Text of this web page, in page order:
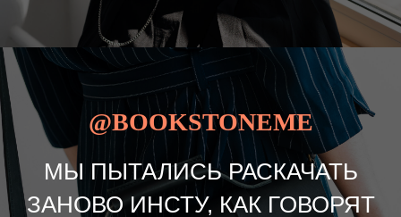
@BOOKSTONEME
МЫ ПЫТАЛИСЬ РАСКАЧАТЬ
ЗАНОВО ИНСТУ, КАК ГОВОРЯТ